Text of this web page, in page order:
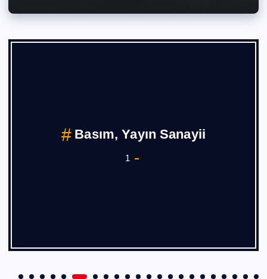
Basım, Yayın Sanayii
1